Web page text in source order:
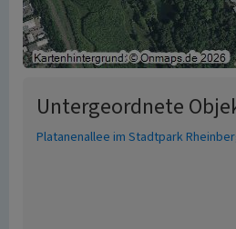
Untergeordnete
Platanenallee im Stadtpark